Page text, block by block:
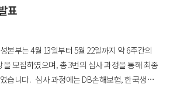
표
본부는 4월 13일부터 5월 22일까지 약 6주간의
모집하였으며, 총 3번의 심사 과정을 통해 최종
습니다. 심사 과정에는 DB손해보험, 한국생산